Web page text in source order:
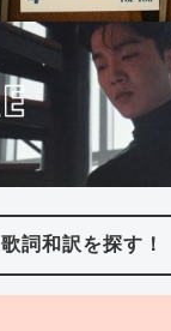
歌詞和訳を探す！